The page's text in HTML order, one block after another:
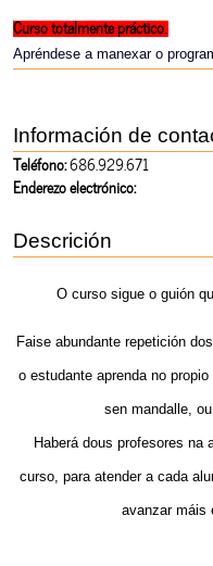
Curso totalmente práctico.
Apréndese a manexar o
Información de
Teléfono:686.929.671
Enderezo electrónico:
Descrición
O curso sigue o guión
Faise abundante repetición
o estudante aprenda no
sen mandalle,
Haberá dous profesores na
curso, para atender a cada
avanzar máis